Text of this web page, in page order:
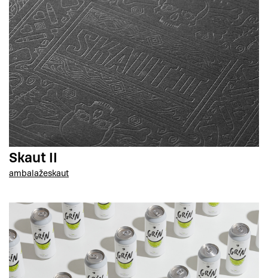
Skaut II
ambalažeskaut